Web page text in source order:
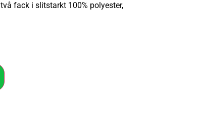
fack i slitstarkt 100% polyester,